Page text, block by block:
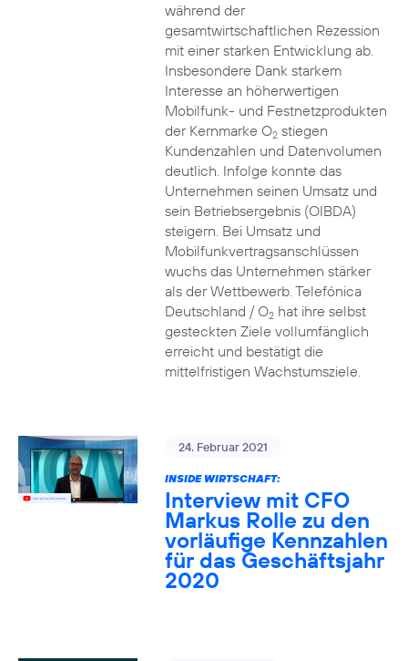
während der
gesamtwirtschaftlichen Rezession
mit einer starken Entwicklung ab.
Insbesondere Dank starkem
Interesse an höherwertigen
Mobilfunk- und Festnetzprodukten
der Kernmarke O2stiegen
Kundenzahlen und Datenvolumen
deutlich. Infolge konnte das
Unternehmen seinen Umsatz und
sein Betriebsergebnis (OIBDA)
steigern. Bei Umsatz und
Mobilfunkvertragsanschlüssen
wuchs das Unternehmen stärker
als der Wettbewerb. Telefónica
Deutschland / O2hat ihre selbst
gesteckten Ziele vollumfänglich
erreicht und bestätigt die
mittelfristigen Wachstumsziele.
24. Februar 2021
INSIDE WIRTSCHAFT:
Interview mit CFO
Markus Rolle zu den
vorläufige Kennzahlen
für das Geschäftsjahr
2020